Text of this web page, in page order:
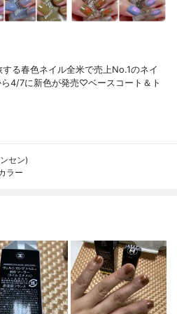
る春色ネイル全米で売上No.1のネイ
4/7に新色が発売♡ベースコート＆ト
セン)
ラー